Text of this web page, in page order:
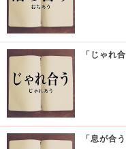
「じゃれ
「息が合